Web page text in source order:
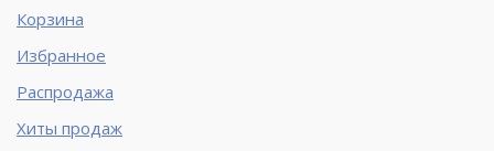
Корзина
Избранное
Распродажа
Хиты продаж